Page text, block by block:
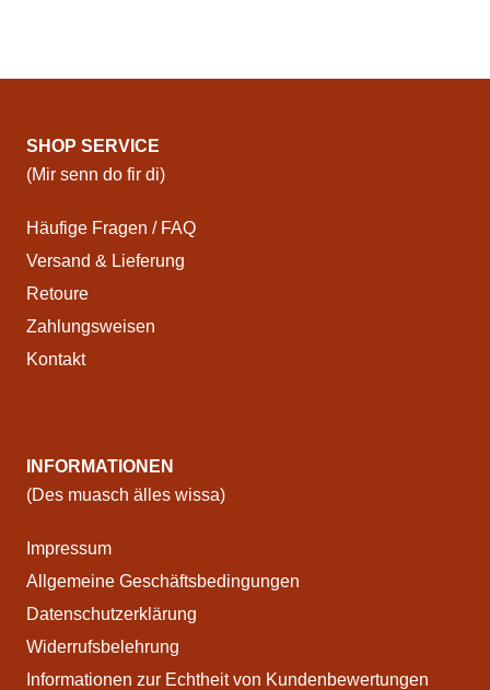
SHOP SERVICE
(Mir senn do fir di)
Häufige Fragen / FAQ
Versand & Lieferung
Retoure
Zahlungsweisen
Kontakt
INFORMATIONEN
(Des muasch älles wissa)
Impressum
Allgemeine Geschäftsbedingungen
Datenschutzerklärung
Widerrufsbelehrung
Informationen zur Echtheit von Kundenbewertungen